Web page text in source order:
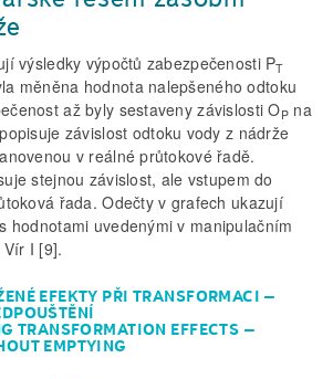
výsledky výpočtů zabezpečenosti PT
měněna hodnota nalepšeného odtoku
až byly sestaveny závislosti OPna
popisuje závislost odtoku vody z nádrže
v reálné průtokové řadě.
stejnou závislost, ale vstupem do
řada. Odečty v grafech ukazují
hodnotami uvedenými v manipulačním
I [9].
EFEKTY PŘI TRANSFORMACI –
TRANSFORMATION EFFECTS –
EMPTYING